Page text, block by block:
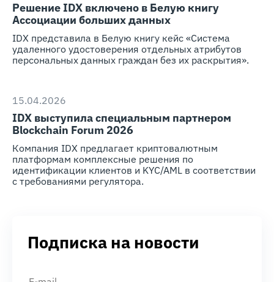
Решение IDX включено в Белую книгу
Ассоциации больших данных
IDX представила в Белую книгу кейс «Система
удаленного удостоверения отдельных атрибутов
персональных данных граждан без их раскрытия».
15.04.2026
IDX выступила специальным партнером
Blockchain Forum 2026
Компания IDX предлагает криптовалютным
платформам комплексные решения по
идентификации клиентов и KYC/AML в соответствии
с требованиями регулятора.
Подписка на новости